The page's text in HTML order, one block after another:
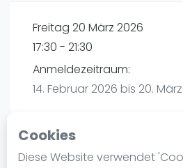
Cookies
Diese Website verwendet
Ranking
Männer
Frauen
FIP Männer
Blog
Freitag 20 März 2026
17:30 - 21:30
Anmeldezeitraum:
14. Februar 2026 bis 20.
Playtomic